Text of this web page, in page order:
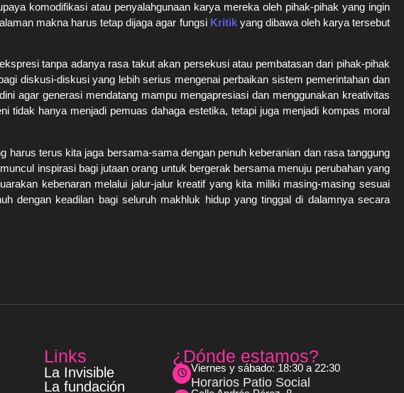
komodifikasi atau penyalahgunaan karya mereka oleh pihak-pihak yang ingin
makna harus tetap dijaga agar fungsi Kritikyang dibawa oleh karya tersebut
tanpa adanya rasa takut akan persekusi atau pembatasan dari pihak-pihak
diskusi-diskusi yang lebih serius mengenai perbaikan sistem pemerintahan dan
agar generasi mendatang mampu mengapresiasi dan menggunakan kreativitas
tidak hanya menjadi pemuas dahaga estetika, tetapi juga menjadi kompas moral
terus kita jaga bersama-sama dengan penuh keberanian dan rasa tanggung
inspirasi bagi jutaan orang untuk bergerak bersama menuju perubahan yang
kebenaran melalui jalur-jalur kreatif yang kita miliki masing-masing sesuai
dengan keadilan bagi seluruh makhluk hidup yang tinggal di dalamnya secara
Links
La Invisible
La fundación
¿Dónde estamos?
Viernes y sábado: 18:30 a 22:30
Horarios Patio Social